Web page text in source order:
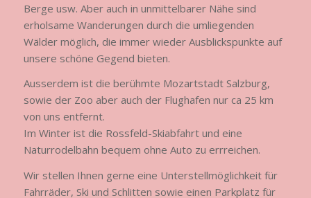
Berge usw. Aber auch in unmittelbarer Nähe sind
erholsame Wanderungen durch die umliegenden
Wälder möglich, die immer wieder Ausblickspunkte auf
unsere schöne Gegend bieten.
Ausserdem ist die berühmte Mozartstadt Salzburg,
sowie der Zoo aber auch der Flughafen nur ca 25 km
von uns entfernt.
Im Winter ist die Rossfeld-Skiabfahrt und eine
Naturrodelbahn bequem ohne Auto zu errreichen.
Wir stellen Ihnen gerne eine Unterstellmöglichkeit für
Fahrräder, Ski und Schlitten sowie einen Parkplatz für